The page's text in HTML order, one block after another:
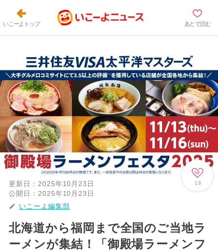
いこーよトップ あとで読む
13
更新日： 2025年10月23日
公開日： 2025年10月23日
いこーよ編集部
北海道から福岡まで全国のご当地ラ
ーメンが集結！「御殿場ラーメンフ